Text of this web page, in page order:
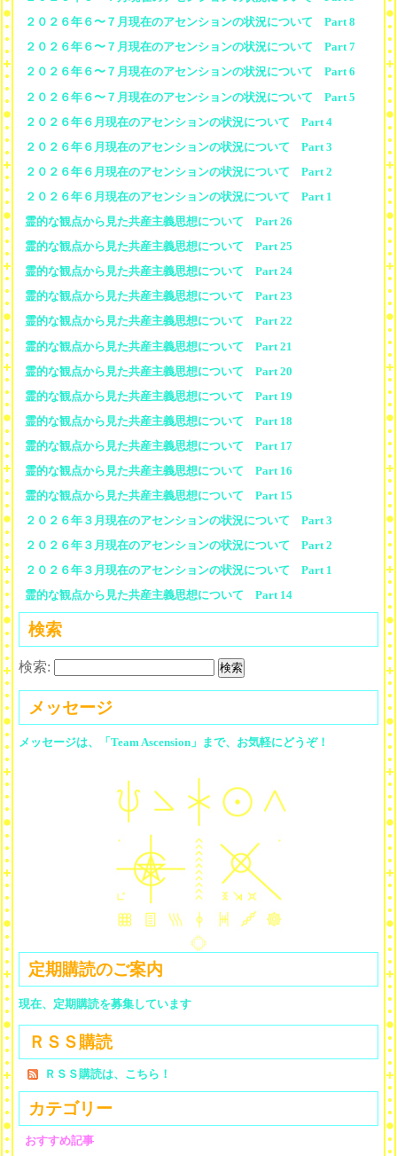
２０２６年６〜７月現在のアセンションの状況について Part 8
２０２６年６〜７月現在のアセンションの状況について Part 7
２０２６年６〜７月現在のアセンションの状況について Part 6
２０２６年６〜７月現在のアセンションの状況について Part 5
２０２６年６月現在のアセンションの状況について Part 4
２０２６年６月現在のアセンションの状況について Part 3
２０２６年６月現在のアセンションの状況について Part 2
２０２６年６月現在のアセンションの状況について Part 1
霊的な観点から見た共産主義思想について Part 26
霊的な観点から見た共産主義思想について Part 25
霊的な観点から見た共産主義思想について Part 24
霊的な観点から見た共産主義思想について Part 23
霊的な観点から見た共産主義思想について Part 22
霊的な観点から見た共産主義思想について Part 21
霊的な観点から見た共産主義思想について Part 20
霊的な観点から見た共産主義思想について Part 19
霊的な観点から見た共産主義思想について Part 18
霊的な観点から見た共産主義思想について Part 17
霊的な観点から見た共産主義思想について Part 16
霊的な観点から見た共産主義思想について Part 15
２０２６年３月現在のアセンションの状況について Part 3
２０２６年３月現在のアセンションの状況について Part 2
２０２６年３月現在のアセンションの状況について Part 1
霊的な観点から見た共産主義思想について Part 14
検索
検索:
メッセージ
メッセージは、「Team Ascension」まで、お気軽にどうぞ！
定期購読のご案内
現在、定期購読を募集しています
ＲＳＳ購読
ＲＳＳ購読は、こちら！
カテゴリー
おすすめ記事